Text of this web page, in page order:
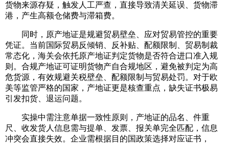
货物来源存疑，触发人工严查，直接导致清关延误、货物滞
港，产生高额仓储费与滞箱费。
同时，原产地证是规避贸易壁垒、应对贸易管控的重要
凭证。当前国际贸易反倾销、反补贴、配额限制、贸易制裁
常态化，海关会依托原产地证判定货物是否符合进口准入规
则。合规产地证可证明货物产自合规地区，避免被判定为高
危货源，有效规避关税壁垒、配额限制与贸易处罚。对于欧
美等监管严格的国家，产地证更是核查重点，缺失证书极易
引发扣货、退运问题。
实操中需注意单据一致性原则，产地证的品名、件重
尺、收发货人信息需与提单、发票、报关单完全匹配，信息
冲突会直接失效。企业需根据目的国政策选择对应证书，